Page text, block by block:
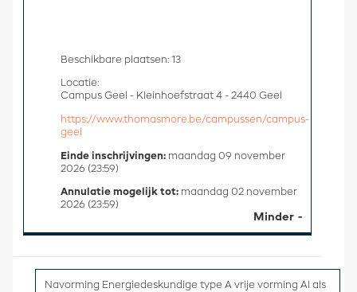
Minder
Beschikbare plaatsen: 13
Locatie:
Campus Geel - Kleinhoefstraat 4 - 2440 Geel
https://www.thomasmore.be/campussen/campus-
geel
Einde inschrijvingen: maandag 09 november
2026 (23:59)
Annulatie mogelijk tot: maandag 02 november
2026 (23:59)
Navorming Energiedeskundige type A vrije vorming AI als